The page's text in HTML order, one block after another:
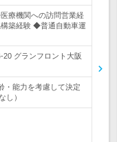
療機関への訪問営業経
築経験 ◆普通自動車運
20 グランフロント大阪
・能力を考慮して決定
し）